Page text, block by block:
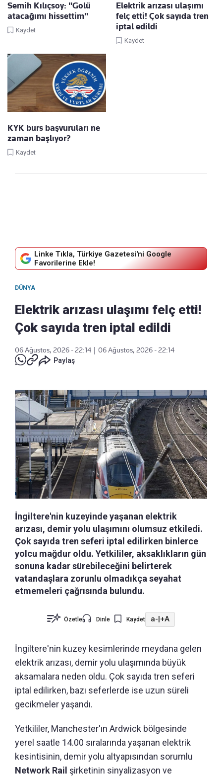
Semih Kılıçsoy: "Golü
atacağımı hissettim"
Kaydet
Elektrik arızası ulaşımı
felç etti! Çok sayıda tren
iptal edildi
Kaydet
KYK burs başvuruları ne
zaman başlıyor?
Kaydet
Linke Tıkla, Türkiye Gazetesi'ni Google
Favorilerine Ekle!
DÜNYA
Elektrik arızası ulaşımı felç etti!
Çok sayıda tren iptal edildi
06 Ağustos, 2026 - 22:14
06 Ağustos, 2026 - 22:14
Paylaş
İngiltere'nin kuzeyinde yaşanan elektrik
arızası, demir yolu ulaşımını olumsuz etkiledi.
Çok sayıda tren seferi iptal edilirken binlerce
yolcu mağdur oldu. Yetkililer, aksaklıkların gün
sonuna kadar sürebileceğini belirterek
vatandaşlara zorunlu olmadıkça seyahat
etmemeleri çağrısında bulundu.
Özetle Dinle Kaydet a-|+A
İngiltere'nin kuzey kesimlerinde meydana gelen
elektrik arızası, demir yolu ulaşımında büyük
aksamalara neden oldu. Çok sayıda tren seferi
iptal edilirken, bazı seferlerde ise uzun süreli
gecikmeler yaşandı.
Yetkililer, Manchester'ın Ardwick bölgesinde
yerel saatle 14.00 sıralarında yaşanan elektrik
kesintisinin, demir yolu altyapısından sorumlu
Network Rail şirketinin sinyalizasyon ve